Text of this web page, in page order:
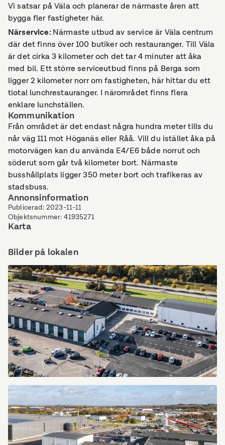
Vi satsar på Väla och planerar de närmaste åren att
bygga fler fastigheter här.
Närservice:Närmaste utbud av service är Väla centrum
där det finns över 100 butiker och restauranger. Till Väla
är det cirka 3 kilometer och det tar 4 minuter att åka
med bil. Ett större serviceutbud finns på Berga som
ligger 2 kilometer norr om fastigheten, här hittar du ett
tiotal lunchrestauranger. I närområdet finns flera
enklare lunchställen.
Kommunikation
Från området är det endast några hundra meter tills du
når väg 111 mot Höganäs eller Råå. Vill du istället åka på
motorvägen kan du använda E4/E6 både norrut och
söderut som går två kilometer bort. Närmaste
busshållplats ligger 350 meter bort och trafikeras av
stadsbuss.
Annonsinformation
Publicerad: 2023-11-11
Objektsnummer:41935271
Karta
Bilder på lokalen
Exteriör